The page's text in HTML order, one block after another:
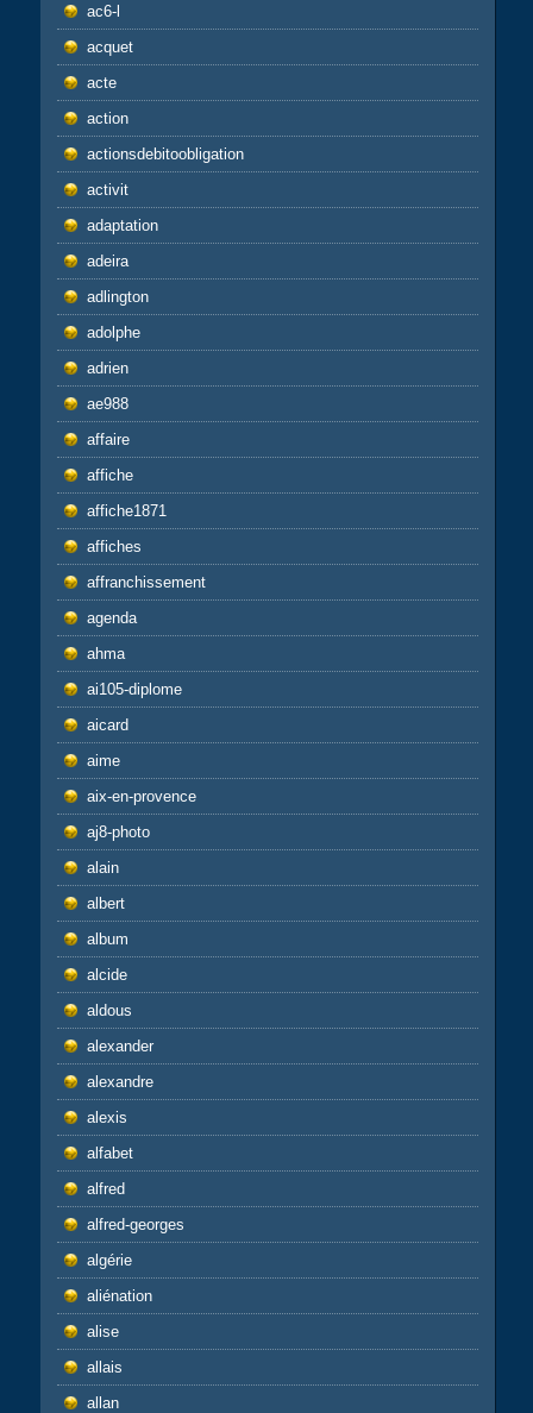
ac6-l
acquet
acte
action
actionsdebitoobligation
activit
adaptation
adeira
adlington
adolphe
adrien
ae988
affaire
affiche
affiche1871
affiches
affranchissement
agenda
ahma
ai105-diplome
aicard
aime
aix-en-provence
aj8-photo
alain
albert
album
alcide
aldous
alexander
alexandre
alexis
alfabet
alfred
alfred-georges
algérie
aliénation
alise
allais
allan